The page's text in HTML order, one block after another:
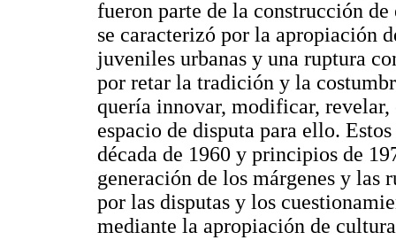
fueron parte de la construcción
se caracterizó por la apropiación
juveniles urbanas y una ruptura
por retar la tradición y la
quería innovar, modificar,
espacio de disputa para ello.
década de 1960 y principios de
generación de los márgenes y las
por las disputas y los
mediante la apropiación de